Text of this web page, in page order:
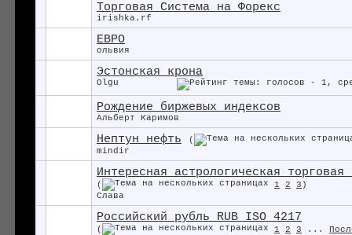
Торговая Система на Форекс
irishka.rf
ЕВРО
ольвия
Эстонская крона
Olgu
Рождение биржевых индексов
Альберт Каримов
Нептун нефть
(
mindir
Интересная астрологическая
( 1 2 3 )
Слава
Российский рубль RUB ISO 4217
( 1 2 3 ...